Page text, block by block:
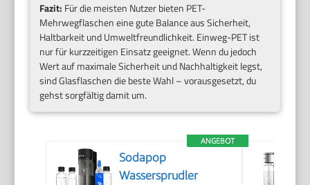
Fazit: Für die meisten Nutzer bieten PET-
Mehrwegflaschen eine gute Balance aus Sicherheit,
Haltbarkeit und Umweltfreundlichkeit. Einweg-PET ist
nur für kurzzeitigen Einsatz geeignet. Wenn du jedoch
Wert auf maximale Sicherheit und Nachhaltigkeit legst,
sind Glasflaschen die beste Wahl – vorausgesetzt, du
gehst sorgfältig damit um.
ANGEBOT
Sodapop
Wassersprudler